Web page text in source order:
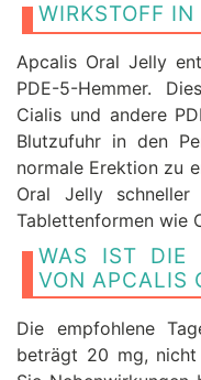
WIRKSTOFF
Apcalis Oral Jelly
PDE-5-Hemmer.
Cialis und andere
Blutzufuhr in den
normale Erektion zu
Oral Jelly
Tablettenformen wie
WAS IST DIE
VON APCALIS
Die empfohlene
beträgt 20 mg, nicht